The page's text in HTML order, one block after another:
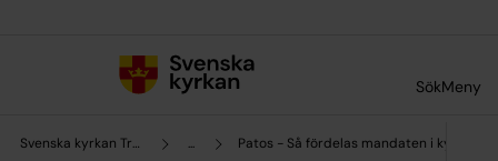
SökMeny
Svenska kyrkan Trollhättan ... Patos - Så fördelas mandaten i